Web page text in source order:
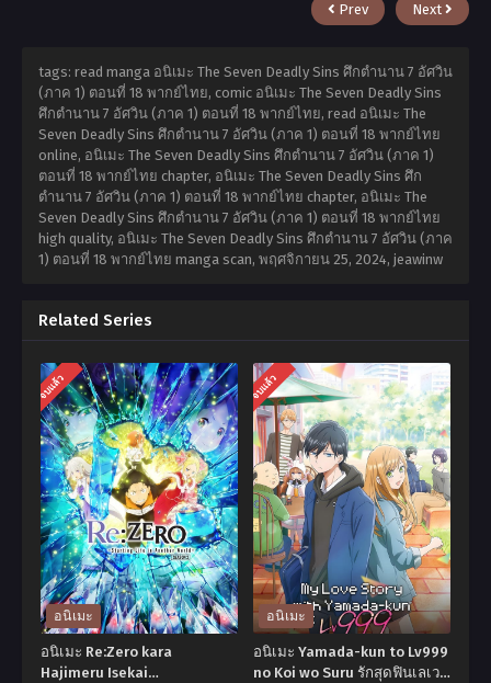
Prev Next
tags: read manga อนิเมะ The Seven Deadly Sins ศึกตำนาน 7 อัศวิน
(ภาค 1) ตอนที่ 18 พากย์ไทย, comic อนิเมะ The Seven Deadly Sins
ศึกตำนาน 7 อัศวิน (ภาค 1) ตอนที่ 18 พากย์ไทย, read อนิเมะ The
Seven Deadly Sins ศึกตำนาน 7 อัศวิน (ภาค 1) ตอนที่ 18 พากย์ไทย
online, อนิเมะ The Seven Deadly Sins ศึกตำนาน 7 อัศวิน (ภาค 1)
ตอนที่ 18 พากย์ไทย chapter, อนิเมะ The Seven Deadly Sins ศึก
ตำนาน 7 อัศวิน (ภาค 1) ตอนที่ 18 พากย์ไทย chapter, อนิเมะ The
Seven Deadly Sins ศึกตำนาน 7 อัศวิน (ภาค 1) ตอนที่ 18 พากย์ไทย
high quality, อนิเมะ The Seven Deadly Sins ศึกตำนาน 7 อัศวิน (ภาค
1) ตอนที่ 18 พากย์ไทย manga scan, พฤศจิกายน 25, 2024, jeawinw
Related Series
จบแล้ว
อนิเมะ
อนิเมะ Re:Zero kara
Hajimeru Isekai
จบแล้ว
อนิเมะ
อนิเมะ Yamada-kun to Lv999
no Koi wo Suru รักสุดฟินเลเวล